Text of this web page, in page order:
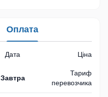
Оплата
Дата Ціна
Завтра
Тариф
перевозчика